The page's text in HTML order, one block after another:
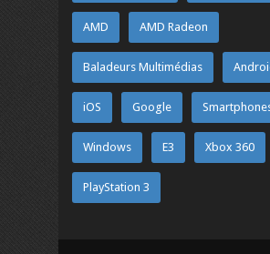
AMD AMD Radeon
Baladeurs Multimédias
iOS Google
Windows E3 Xbox 360
PlayStation 3